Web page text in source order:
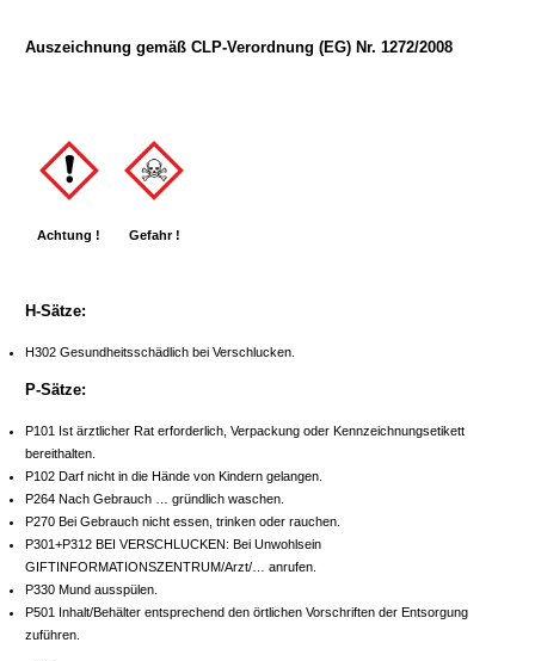
Auszeichnung gemäß CLP-Verordnung (EG) Nr. 1272/2008
Achtung ! Gefahr !
H-Sätze:
H302 Gesundheitsschädlich bei Verschlucken.
P-Sätze:
P101 Ist ärztlicher Rat erforderlich, Verpackung oder Kennzeichnungsetikett
bereithalten.
P102 Darf nicht in die Hände von Kindern gelangen.
P264 Nach Gebrauch … gründlich waschen.
P270 Bei Gebrauch nicht essen, trinken oder rauchen.
P301+P312 BEI VERSCHLUCKEN: Bei Unwohlsein
GIFTINFORMATIONSZENTRUM/Arzt/… anrufen.
P330 Mund ausspülen.
P501 Inhalt/Behälter entsprechend den örtlichen Vorschriften der Entsorgung
zuführen.